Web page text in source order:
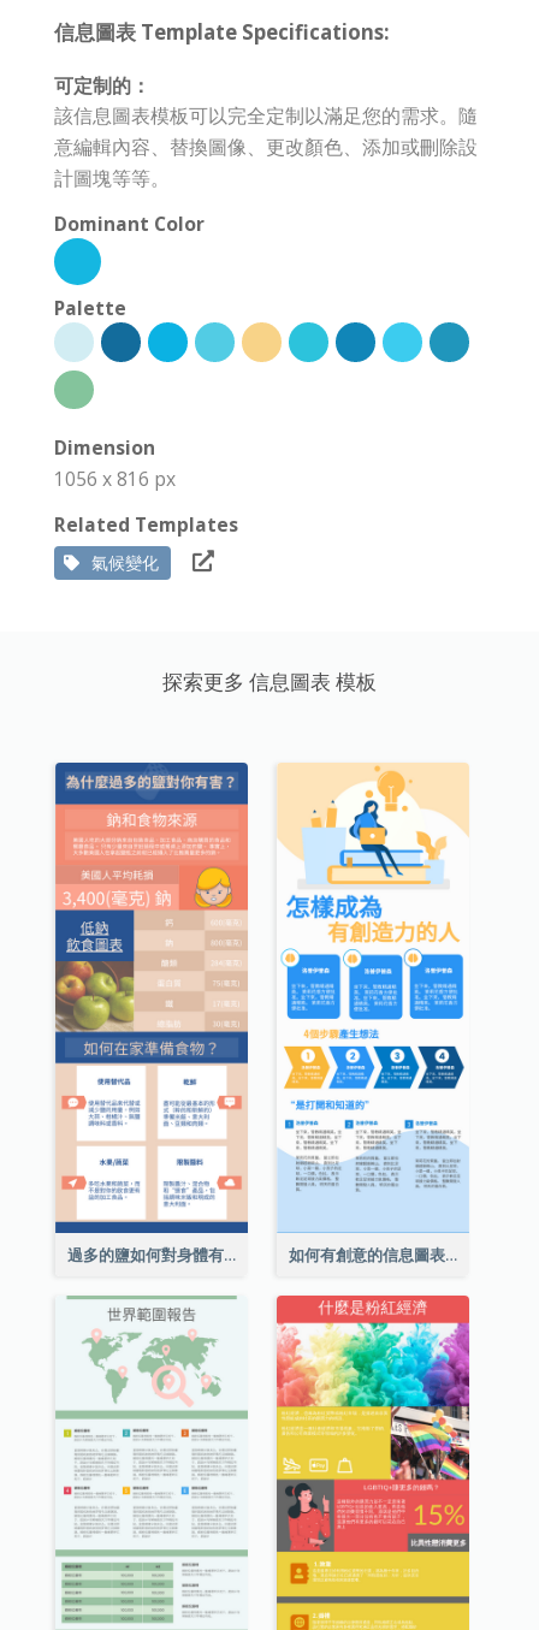
信息圖表 Template Specifications:
可定制的：
該信息圖表模板可以完全定制以滿足您的需求。隨
意編輯內容、替換圖像、更改顏色、添加或刪除設
計圖塊等等。
Dominant Color
Palette
Dimension
1056 x 816 px
Related Templates
氣候變化
探索更多 信息圖表 模板
過多的鹽如何對身體有害信息圖表 如何有創意的信息圖表